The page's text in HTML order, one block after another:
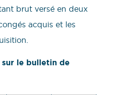
brut versé en deux
acquis et les
le bulletin de